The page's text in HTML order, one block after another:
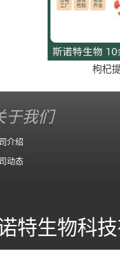
枸杞
于我们
介绍
动态
特生物科